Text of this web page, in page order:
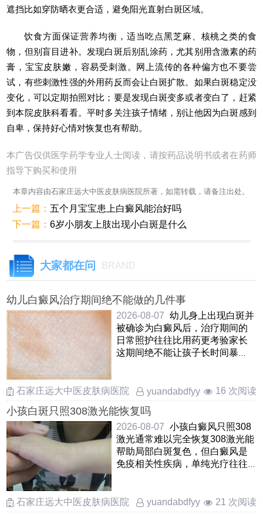
遮挡比如穿防晒衣更合适，避免阳光直射白斑区域。
饮食方面保证营养均衡，适当吃点黑芝麻、核桃之类的食
物，但别盲目进补。发现白斑后别乱涂药，尤其别用含激素的药
膏，宝宝皮肤嫩，容易受刺激。网上流传的各种偏方也不要尝
试，有些刺激性强的外用药反而会让白斑扩散。如果白斑稳定没
变化，可以定期拍照对比；要是发现白斑变多或者变白了，赶紧
到本院皮肤科看看。平时多关注孩子情绪，别让他因为白斑感到
自卑，保持好心情对恢复也有帮助。
本广告仅供医学药学专业人士阅读，请按药品说明书或者在药师
指导下购买和使用
本章内容由石家庄远大中医皮肤病医院所著，如需转载，请备注出处。
上一篇： 五个月宝宝患上白癜风能治好吗
下一篇：6岁小朋友上肢出现小白斑是什么
大家都在问 BRAND
幼儿白癜风治疗期间绝不能做的几件事
2026-08-07 幼儿身上出现白斑并
被确诊为白癜风后，治疗期间的
日常照护往往比用药更考验家长
这期间绝不能让孩子长时间暴
石家庄远大中医皮肤病医院 yuandabdfyy 16 次阅读
小孩白斑只照308激光能恢复吗
2026-08-07 小孩白癜风只照308
激光通常难以完全恢复308激光能
帮助局部白斑复色，但白癜风是
免疫相关性疾病，单纯光疗往往
石家庄远大中医皮肤病医院 yuandabdfyy 21 次阅读